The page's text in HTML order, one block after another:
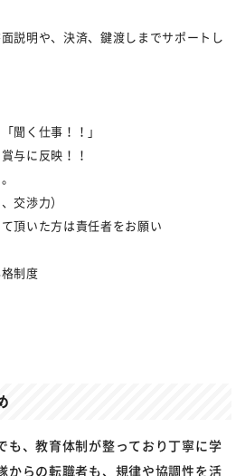
説明や、決済、鍵渡しまでサポートし
聞く仕事！！」
与に反映！！
交渉力）
頂いた方は責任者をお願い
制度
も、教育体制が整っており丁寧に学
からの転職者も、規律や協調性を活